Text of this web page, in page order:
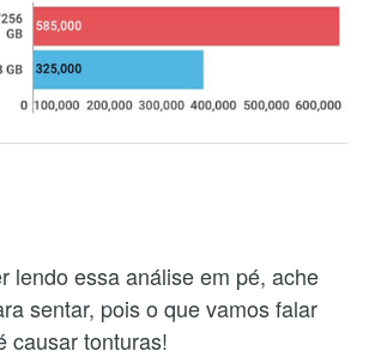
lendo essa análise em pé, ache
sentar, pois o que vamos falar
causar tonturas!